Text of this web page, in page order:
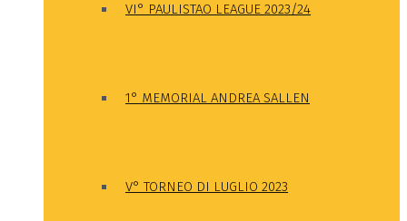
VI° PAULISTAO LEAGUE 2023/24
1° MEMORIAL ANDREA SALLEN
V° TORNEO DI LUGLIO 2023